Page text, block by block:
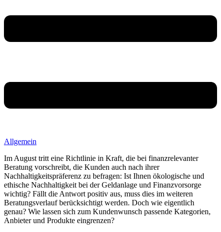
Allgemein
Im August tritt eine Richtlinie in Kraft, die bei finanzrelevanter
Beratung vorschreibt, die Kunden auch nach ihrer
Nachhaltigkeitspräferenz zu befragen: Ist Ihnen ökologische und
ethische Nachhaltigkeit bei der Geldanlage und Finanzvorsorge
wichtig? Fällt die Antwort positiv aus, muss dies im weiteren
Beratungsverlauf berücksichtigt werden. Doch wie eigentlich
genau? Wie lassen sich zum Kundenwunsch passende Kategorien,
Anbieter und Produkte eingrenzen?